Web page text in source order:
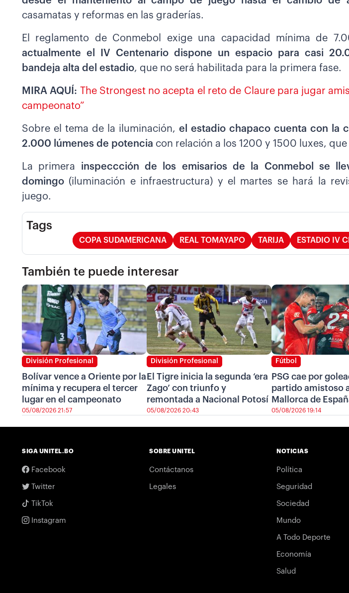
casamatas y reformas en las graderías.
El reglamento de Conmebol exige una capacidad mínima de
actualmente el IV Centenario dispone un espacio para casi
bandeja alta del estadio, que no será habilitada para la primera fase.
MIRA AQUÍ: The Strongest no acepta el reto de Claure para jugar
campeonato”
Sobre el tema de la iluminación, el estadio chapaco cuenta con la
2.000 lúmenes de potencia con relación a los 1200 y 1500 luxes,
La primera inspeccción de los emisarios de la Conmebol se
domingo (iluminación e infraestructura) y el martes se hará la
juego.
Tags
COPA SUDAMERICANA REAL TOMAYAPO TARIJA ESTADIO IV
También te puede interesar
División Profesional
Bolívar vence a Oriente por la
mínima y recupera el tercer
lugar en el campeonato
05/08/2026 21:57
División Profesional
El Tigre inicia la segunda ‘era
Zago’ con triunfo y
remontada a Nacional Potosí
05/08/2026 20:43
Fútbol
PSG cae por
partido amistoso
Mallorca de
05/08/2026 19:14
SIGA UNITEL.BO
Facebook
Twitter
TikTok
Instagram
SOBRE UNITEL
Contáctanos
Legales
NOTICIAS
Política
Seguridad
Sociedad
Mundo
A Todo Deporte
Economía
Salud